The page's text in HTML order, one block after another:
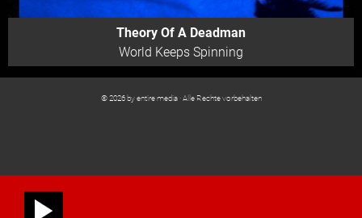
Theory Of A Deadman
World Keeps Spinning
© 2026 by entire media · Alle Rechte vorbehalten